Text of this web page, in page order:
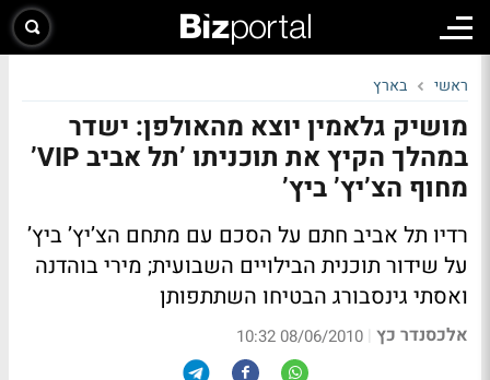
ראשי בארץ
מושיק גלאמין יוצא מהאולפן: ישדר
במהלך הקיץ את תוכניתו ’תל אביב VIP’
מחוף הצ’יץ’ ביץ’
רדיו תל אביב חתם על הסכם עם מתחם הצ’יץ’ ביץ’
על שידור תוכנית הבילויים השבועית; מירי בוהדנה
ואסתי גינסבורג הבטיחו השתתפותן
אלכסנדר כץ |
08/06/2010 10:32